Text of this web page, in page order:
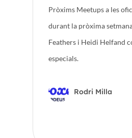
Pròxims Meetups a les
durant la pròxima
Feathers i Heidi Helfand
especials.
Rodri Milla